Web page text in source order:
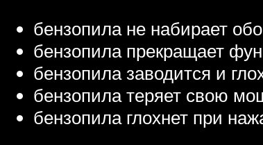
бензопила не набирает
бензопила прекращает
бензопила заводится и
бензопила теряет свою
бензопила глохнет при